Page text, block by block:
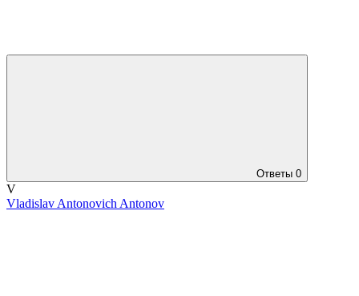
Ответы 0
V
Vladislav Antonovich Antonov